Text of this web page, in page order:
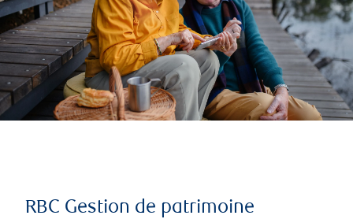
RBC Gestion de patrimoine